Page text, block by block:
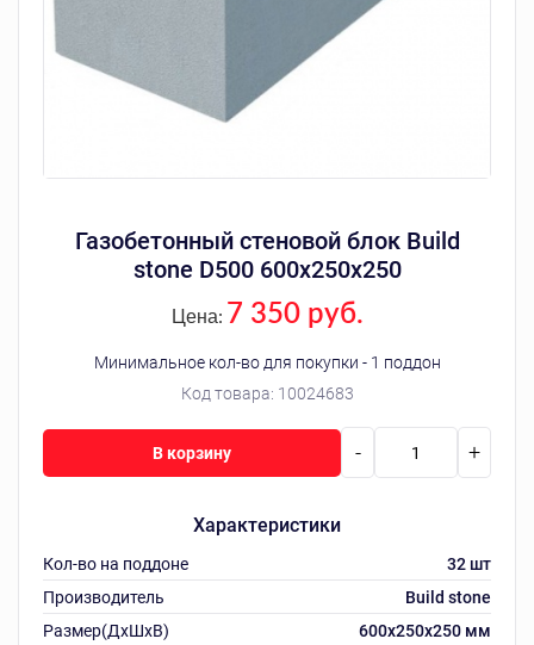
Газобетонный стеновой блок Build
stone D500 600х250х250
Код товара: 10024683
Цена: 7 350 руб.
Минимальное кол-во для покупки - 1 поддон
Характеристики
Кол-во на поддоне
32 шт
Производитель
Build stone
Размер(ДхШхВ)
600х250х250 мм
- +
В корзину